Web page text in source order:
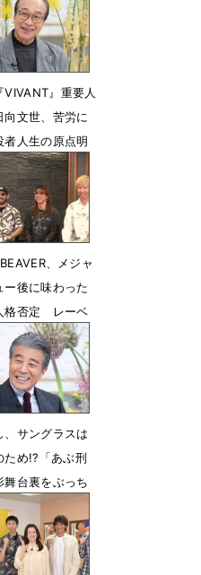
VIVANT』重要人
向文世、苦労に
者人生の原点明
日 15時00分
、メジャ
ー後に味わった
格否定 レーベ
真相を告白
21時00分
、サングラスは
ため!?「あぶ刑
舞台裏をぶっち
日 17時32分